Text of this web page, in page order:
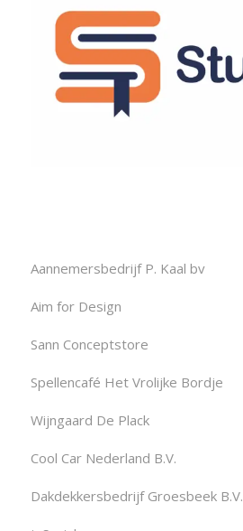
Aannemersbedrijf P. Kaal bv
Aim for Design
Sann Conceptstore
Spellencafé Het Vrolijke Bordje
Wijngaard De Plack
Cool Car Nederland B.V.
Dakdekkersbedrijf Groesbeek B.V.